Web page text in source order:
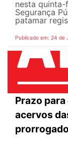
nesta
Segurança
patamar
Publicado em: 24 de
Prazo
acervos